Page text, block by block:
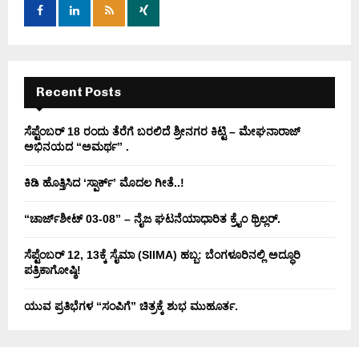
:
H
Recent Posts
ಸೆಪ್ಟೆಂಬರ್ 18 ರಂದು ತೆರೆಗೆ ಬರಲಿದೆ ಶ್ರೀನಗರ ಕಿಟ್ಟಿ – ಮೇಘನಾರಾಜ್
ಅಭಿನಯದ “ಅಮರ್ಥ” .
ಕಿಡಿ‌‌ ಹೊತ್ತಿಸಿದ ‘ಸ್ಪಾರ್ಕ್’ ಮೊದಲ‌ ಗೀತೆ..!
“ಚಾರ್ಜ್‌ಶೀಟ್ 03-08” – ನೈಜ ಘಟನೆಯಾಧಾರಿತ ಕ್ರೈಂ ಥ್ರಿಲ್ಲರ್.
ಸೆಪ್ಟೆಂಬರ್ 12, 13ಕ್ಕೆ ಸೈಮಾ (SIIMA) ಹಬ್ಬ: ಬೆಂಗಳೂರಿನಲ್ಲಿ ಅದ್ಧೂರಿ
ಪತ್ರಿಕಾಗೋಷ್ಠಿ!
ಯುವ ಪ್ರತಿಭೆಗಳ “ಸಂಪಿಗೆ” ಚಿತ್ರಕ್ಕೆ ಶುಭ ಮುಹೂರ್ತ.